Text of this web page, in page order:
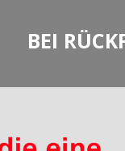
BEI